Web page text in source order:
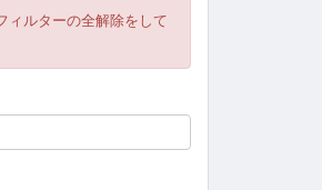
ィルターの全解除をして